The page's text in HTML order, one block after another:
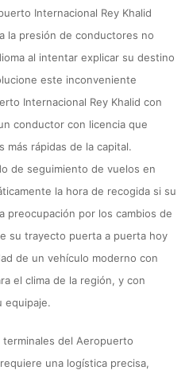
Internacional Rey Khalid
la presión de conductores no
al intentar explicar su destino
este inconveniente
Internacional Rey Khalid con
conductor con licencia que
rápidas de la capital.
de seguimiento de vuelos en
la hora de recogida si su
preocupación por los cambios de
su trayecto puerta a puerta hoy
de un vehículo moderno con
el clima de la región, y con
equipaje.
del Aeropuerto
una logística precisa,